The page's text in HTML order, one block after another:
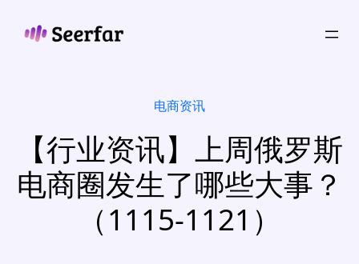
电商资讯
【行业资讯】上周俄罗斯
电商圈发生了哪些大事？
（1115-1121）